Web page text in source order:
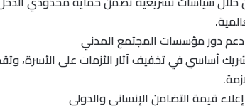
أساسي في تخفيف آثار الأزمات على الأسرة،